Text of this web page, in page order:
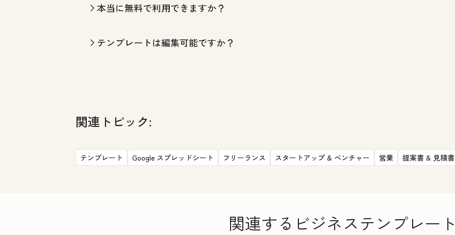
本当に無料で利用できますか？
テンプレートは編集可能ですか？
関連トピック:
テンプレート Google スプレッドシート フリーランス スタートアップ & ベンチャー 営業 提案書 & 見積書
関連するビジネステンプレート